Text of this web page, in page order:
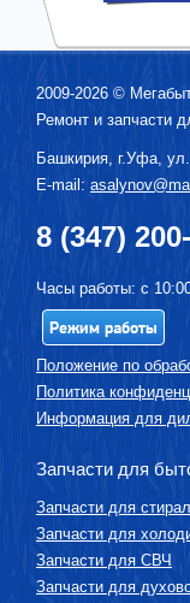
2009-2026 ©
Ремонт и запчасти
Башкирия, г.Уфа,
E-mail:
8 (347)
Часы работы: с
Режим работы
Положение по
Политика
Информация для
Запчасти для
Запчасти для
Запчасти для
Запчасти для СВЧ
Запчасти для